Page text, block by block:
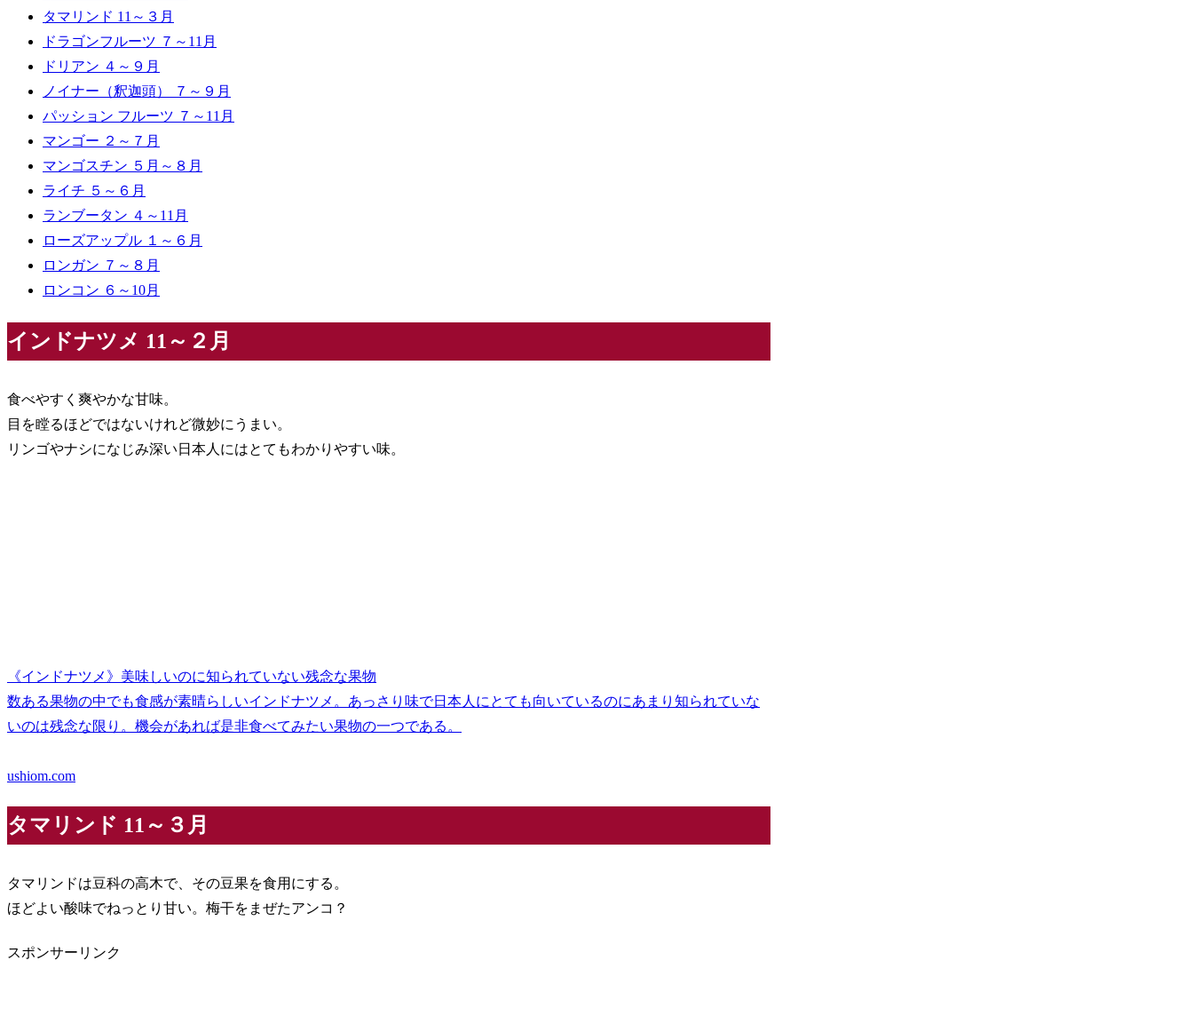
タマリンド 11～３月
ドラゴンフルーツ ７～11月
ドリアン ４～９月
ノイナー（釈迦頭） ７～９月
パッション フルーツ ７～11月
マンゴー ２～７月
マンゴスチン ５月～８月
ライチ ５～６月
ランブータン ４～11月
ローズアップル １～６月
ロンガン ７～８月
ロンコン ６～10月
インドナツメ 11～２月
食べやすく爽やかな甘味。
目を瞠るほどではないけれど微妙にうまい。
リンゴやナシになじみ深い日本人にはとてもわかりやすい味。
《インドナツメ》美味しいのに知られていない残念な果物
数ある果物の中でも食感が素晴らしいインドナツメ。あっさり味で日本人にとても向いているのにあまり知られていな
いのは残念な限り。機会があれば是非食べてみたい果物の一つである。
ushiom.com
タマリンド 11～３月
タマリンドは豆科の高木で、その豆果を食用にする。
ほどよい酸味でねっとり甘い。梅干をまぜたアンコ？
スポンサーリンク